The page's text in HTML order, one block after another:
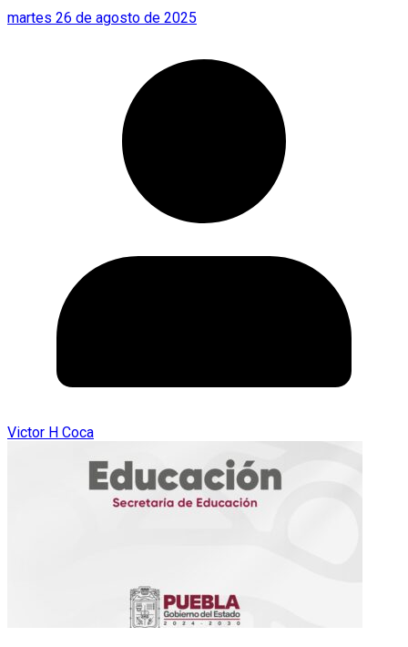
martes 26 de agosto de 2025
Victor H Coca